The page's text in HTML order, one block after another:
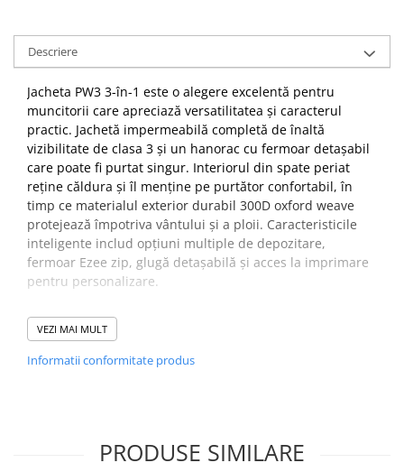
Descriere
Jacheta PW3 3-în-1 este o alegere excelentă pentru
muncitorii care apreciază versatilitatea și caracterul
practic. Jachetă impermeabilă completă de înaltă
vizibilitate de clasa 3 și un hanorac cu fermoar detașabil
care poate fi purtat singur. Interiorul din spate periat
reține căldura și îl menține pe purtător confortabil, în
timp ce materialul exterior durabil 300D oxford weave
protejează împotriva vântului și a ploii. Caracteristicile
inteligente includ opțiuni multiple de depozitare,
fermoar Ezee zip, glugă detașabilă și acces la imprimare
pentru personalizare.
Caracteristici
Rezistent la apa cu cusaturi sigilate care previn
penetrarea apei
Dispozitive de prindere ușoare ce se regasesc la toate
VEZI MAI MULT
Informatii conformitate produs
PRODUSE SIMILARE